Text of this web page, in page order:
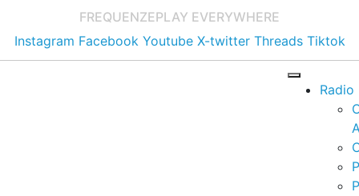
FREQUENZEPLAY EVERYWHERE
Instagram Facebook Youtube X-twitter Threads Tiktok
Radio